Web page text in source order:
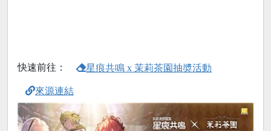
快速前往： 星痕共鳴 x 茉莉茶園抽奬活動
來源連結